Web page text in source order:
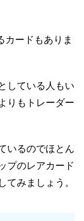
カードもありま
している人もい
りもトレーダー
いるのでほとん
プのレアカード
てみましょう。